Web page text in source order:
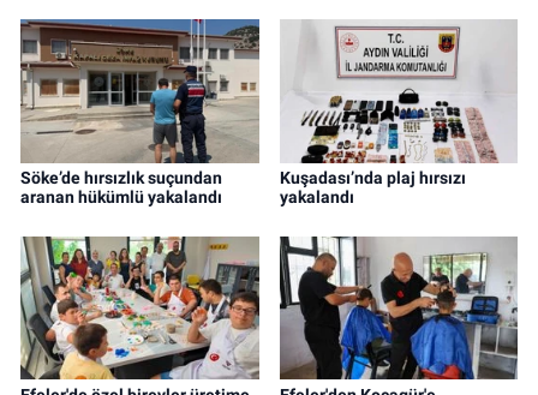
Söke’de hırsızlık suçundan
aranan hükümlü yakalandı
Kuşadası’nda plaj hırsızı
yakalandı